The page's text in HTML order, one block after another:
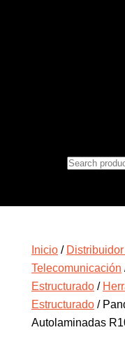
Inicio /
Telecomunicación
Estructurado /
Estructurado /
Autolaminadas